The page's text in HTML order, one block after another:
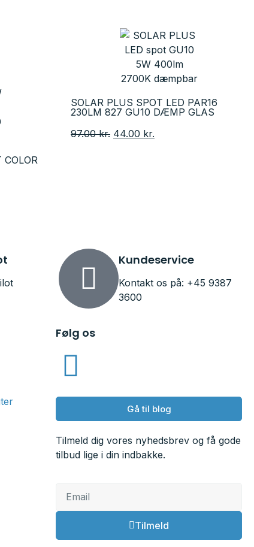
COLOR
SOLAR PLUS SPOT LED PAR16
230LM 827 GU10 DÆMP GLAS
97.00kr. 44.00 kr.
Kundeservice
Kontakt os på: +45 9387
3600
Følg os
Gå til blog
Tilmeld dig vores nyhedsbrev og få gode
tilbud lige i din indbakke.
Tilmeld